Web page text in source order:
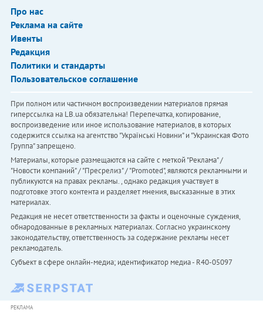
Про нас
Реклама на сайте
Ивенты
Редакция
Политики и стандарты
Пользовательское соглашение
При полном или частичном воспроизведении материалов прямая
гиперссылка на LB.ua обязательна! Перепечатка, копирование,
воспроизведение или иное использование материалов, в которых
содержится ссылка на агентство "Українськi Новини" и "Украинская Фото
Группа" запрещено.
Материалы, которые размещаются на сайте с меткой "Реклама" /
"Новости компаний" / "Пресрелиз" / "Promoted", являются рекламными и
публикуются на правах рекламы. , однако редакция участвует в
подготовке этого контента и разделяет мнения, высказанные в этих
материалах.
Редакция не несет ответственности за факты и оценочные суждения,
обнародованные в рекламных материалах. Согласно украинскому
законодательству, ответственность за содержание рекламы несет
рекламодатель.
Субъект в сфере онлайн-медиа; идентификатор медиа - R40-05097
РЕКЛАМА